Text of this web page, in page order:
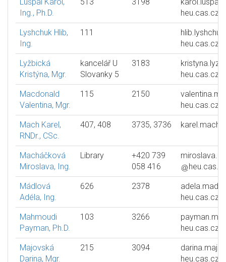
Ing., Ph.D.
heu.cas.cz
Lyshchuk Hlib,
Ing.
111
hlib.lyshchuk
heu.cas.cz
Lyžbická
Kristýna, Mgr.
kancelář U
Slovanky 5
3183
heu.cas.cz
Macdonald
Valentina, Mgr.
115 2150
heu.cas.cz
Mach Karel,
RNDr., CSc.
407, 408 3735, 3736 karel.mach
Macháčková
Miroslava, Ing.
Library
+420 739
058 416
Mádlová
Adéla, Ing.
626 2378
heu.cas.cz
Mahmoudi
Payman, Ph.D.
103 3266
heu.cas.cz
Majovská
Darina, Mgr.
215 3094
heu.cas.cz